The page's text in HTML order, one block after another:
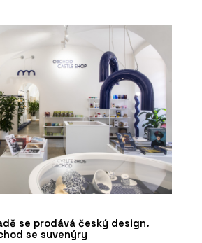
se prodává český design.
se suvenýry